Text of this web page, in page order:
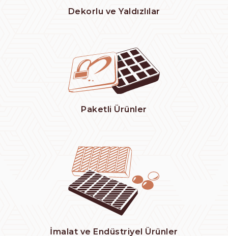
Dekorlu ve Yaldızlılar
Paketli Ürünler
İmalat ve Endüstriyel Ürünler